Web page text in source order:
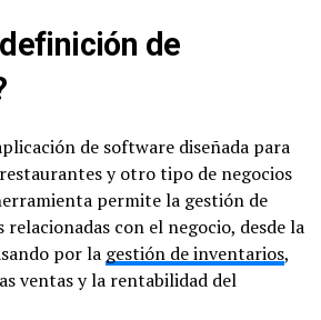
de
de software diseñada para
y otro tipo de negocios
permite la gestión de
relacionadas con el negocio, desde la
por la gestión de inventarios,
ventas y la rentabilidad del